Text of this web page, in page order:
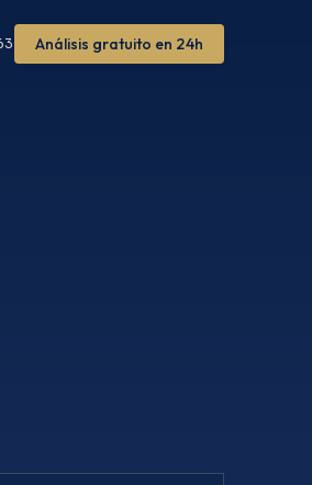
Análisis gratuito en 24h